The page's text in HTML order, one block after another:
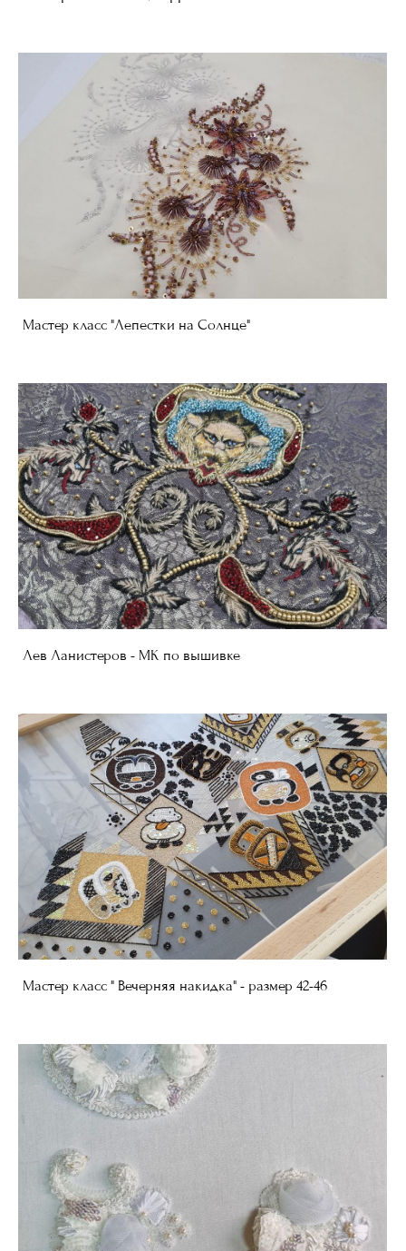
Мастер класс "Лепестки на Солнце"
Лев Ланистеров - МК по вышивке
Мастер класс " Вечерняя накидка" - размер 42-46